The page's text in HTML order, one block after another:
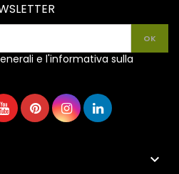
e l'informativa sulla
